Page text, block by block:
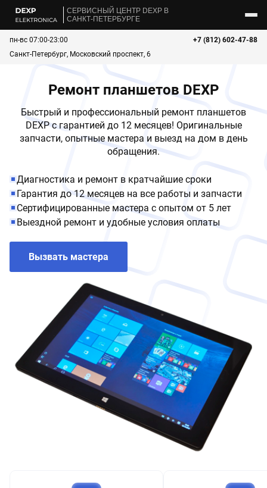
CЕРВИСНЫЙ ЦЕНТР DEXP В
САНКТ-ПЕТЕРБУРГЕ
+7 (812) 602-47-88
пн-вс 07:00-23:00
Санкт-Петербург, Московский проспект, 6
Ремонт планшетов DEXP
Быстрый и профессиональный ремонт планшетов
DEXP с гарантией до 12 месяцев! Оригинальные
запчасти, опытные мастера и выезд на дом в день
обращения.
Диагностика и ремонт в кратчайшие сроки
Гарантия до 12 месяцев на все работы и запчасти
Сертифицированные мастера с опытом от 5 лет
Выездной ремонт и удобные условия оплаты
Вызвать мастера